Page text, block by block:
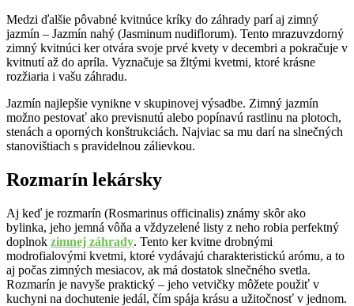
Medzi ďalšie pôvabné kvitnúce kríky do záhrady parí aj zimný
jazmín – Jazmín nahý (Jasminum nudiflorum). Tento mrazuvzdorný
zimný kvitnúci ker otvára svoje prvé kvety v decembri a pokračuje v
kvitnutí až do apríla. Vyznačuje sa žltými kvetmi, ktoré krásne
rozžiaria i vašu záhradu.
Jazmín najlepšie vynikne v skupinovej výsadbe. Zimný jazmín
možno pestovať ako previsnutú alebo popínavú rastlinu na plotoch,
stenách a oporných konštrukciách. Najviac sa mu darí na slnečných
stanovištiach s pravidelnou zálievkou.
Rozmarín lekársky
Aj keď je rozmarín (Rosmarinus officinalis) známy skôr ako
bylinka, jeho jemná vôňa a vždyzelené listy z neho robia perfektný
doplnok zimnej záhrady. Tento ker kvitne drobnými
modrofialovými kvetmi, ktoré vydávajú charakteristickú arómu, a to
aj počas zimných mesiacov, ak má dostatok slnečného svetla.
Rozmarín je navyše praktický – jeho vetvičky môžete použiť v
kuchyni na dochutenie jedál, čím spája krásu a užitočnosť v jednom.